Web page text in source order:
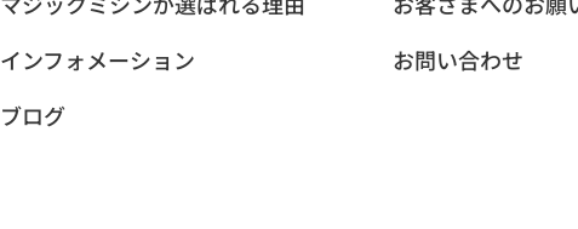
インフォメーション
ブログ
お問い合わせ